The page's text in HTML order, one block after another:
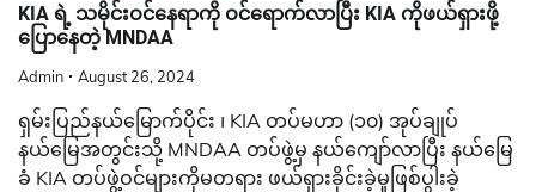
KIA ရဲ့ သမိုင်းဝင်နေရာကို ဝင်ရောက်လာပြီး KIA ကိုဖယ်ရှားဖို့
ပြောနေတဲ့ MNDAA
Admin August 26, 2024
ရှမ်းပြည်နယ်မြောက်ပိုင်း ၊ KIA တပ်မဟာ (၁၀) အုပ်ချုပ်
နယ်မြေအတွင်းသို့ MNDAA တပ်ဖွဲ့မှ နယ်ကျော်လာပြီး နယ်မြေ
ခံ KIA တပ်ဖွဲ့ဝင်များကိုမတရား ဖယ်ရှားခိုင်းခဲ့မှုဖြစ်ပွါးခဲ့